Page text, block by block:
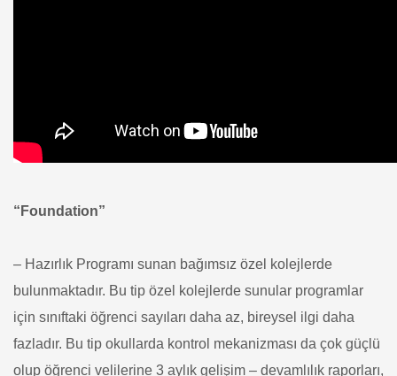
“Foundation”
– Hazırlık Programı sunan bağımsız özel kolejlerde
bulunmaktadır. Bu tip özel kolejlerde sunular programlar
için sınıftaki öğrenci sayıları daha az, bireysel ilgi daha
fazladır. Bu tip okullarda kontrol mekanizması da çok güçlü
olup öğrenci velilerine 3 aylık gelişim – devamlılık raporları,